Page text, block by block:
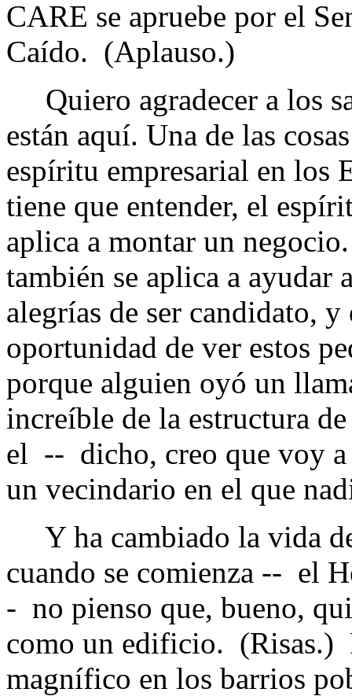
CARE se apruebe por el
Caído. (Aplauso.)
Quiero agradecer a los
están aquí. Una de las
espíritu empresarial en los
tiene que entender, el
aplica a montar un
también se aplica a ayudar
alegrías de ser candidato,
oportunidad de ver estos
porque alguien oyó un
increíble de la estructura
el -- dicho, creo que voy a
un vecindario en el que
Y ha cambiado la vida
cuando se comienza -- el
- no pienso que, bueno,
como un edificio. (Risas.)
magnífico en los barrios